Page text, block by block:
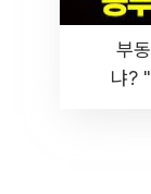
부
냐?